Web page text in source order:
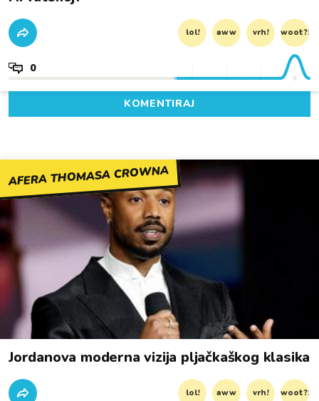
lol! aww vrh! woot?!
0
KOMENTIRAJ
AFERA THOMASA CROWNA
Jordanova moderna vizija pljačkaškog klasika
lol! aww vrh! woot?!